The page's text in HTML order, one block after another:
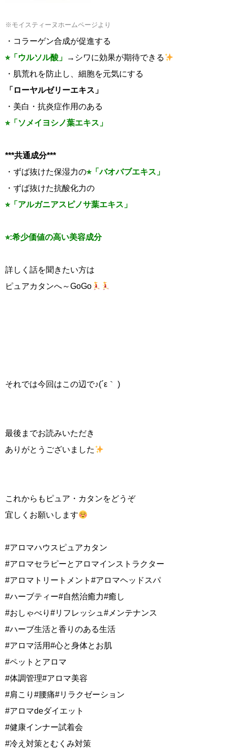
※モイスティーヌホームページより
・コラーゲン合成が促進する
⭐︎「ウルソル酸」
→シワに効果が期待できる
・肌荒れを防止し、細胞を元気にする
「ローヤルゼリーエキス」
・美白・抗炎症作用のある
⭐︎「ソメイヨシノ葉エキス」
***共通成分***
・ずば抜けた保湿力の⭐︎「バオバブエキス」
・ずば抜けた抗酸化力の
⭐︎「アルガニアスピノサ葉エキス」
⭐︎:希少価値の高い美容成分
詳しく話を聞きたい方は
ピュアカタンへ～GoGo
それでは今回はこの辺で♪(´ε｀ )
最後までお読みいただき
ありがとうございました
これからもピュア・カタンをどうぞ
宜しくお願いします
#アロマハウスピュアカタン
#アロマセラピーとアロマインストラクター
#アロマトリートメント#アロマヘッドスパ
#ハーブティー#自然治癒力#癒し
#おしゃべり#リフレッシュ#メンテナンス
#ハーブ生活と香りのある生活
#アロマ活用#心と身体とお肌
#ペットとアロマ
#体調管理#アロマ美容
#肩こり#腰痛#リラクゼーション
#アロマdeダイエット
#健康インナー試着会
#冷え対策とむくみ対策